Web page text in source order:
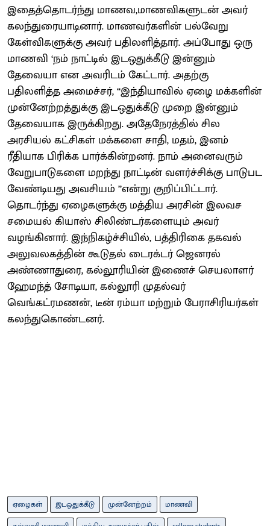
இதைத்தொடர்ந்து மாணவ,மாணவிகளுடன் அவர்
கலந்துரையாடினார். மாணவர்களின் பல்வேறு
கேள்விகளுக்கு அவர் பதிலளித்தார். அப்போது ஒரு
மாணவி ‘நம் நாட்டில் இடஒதுக்கீடு இன்னும்
தேவையா என அவரிடம் கேட்டார். அதற்கு
பதிலளித்த அமைச்சர், ‘‘இந்தியாவில் ஏழை மக்களின்
முன்னேற்றத்துக்கு இடஒதுக்கீடு முறை இன்னும்
தேவையாக இருக்கிறது. அதேநேரத்தில் சில
அரசியல் கட்சிகள் மக்களை சாதி, மதம், இனம்
ரீதியாக பிரிக்க பார்க்கின்றனர். நாம் அனைவரும்
வேறுபாடுகளை மறந்து நாட்டின் வளர்ச்சிக்கு பாடுபட
வேண்டியது அவசியம் ’’என்று குறிப்பிட்டார்.
தொடர்ந்து ஏழைகளுக்கு மத்திய அரசின் இலவச
சமையல் கியாஸ் சிலிண்டர்களையும் அவர்
வழங்கினார். இந்நிகழ்ச்சியில், பத்திரிகை தகவல்
அலுவலகத்தின் கூடுதல் டைரக்டர் ஜெனரல்
அண்ணாதுரை, கல்லூரியின் இணைச் செயலாளர்
ஹேமந்த் சோடியா, கல்லூரி முதல்வர்
வெங்கட்ரமணன், டீன் ரம்யா மற்றும் பேராசிரியர்கள்
கலந்துகொண்டனர்.
ஏழைகள் இடஒதுக்கீடு முன்னேற்றம்
மாணவி